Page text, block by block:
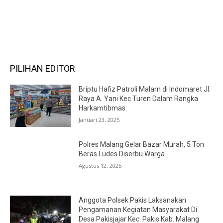
PILIHAN EDITOR
Briptu Hafiz Patroli Malam di Indomaret Jl.
Raya A. Yani Kec Turen Dalam Rangka
Harkamtibmas.
Januari 23, 2025
Polres Malang Gelar Bazar Murah, 5 Ton
Beras Ludes Diserbu Warga
Agustus 12, 2025
Anggota Polsek Pakis Laksanakan
Pengamanan Kegiatan Masyarakat Di
Desa Pakisjajar Kec. Pakis Kab. Malang